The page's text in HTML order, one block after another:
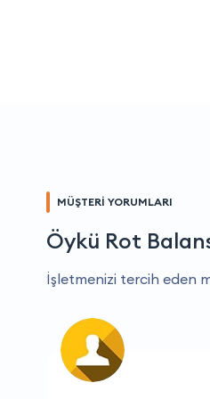
MÜŞTERİ YORUMLARI
Öykü Rot
İşletmenizi tercih eden